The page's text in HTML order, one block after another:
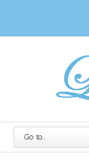
Go to...